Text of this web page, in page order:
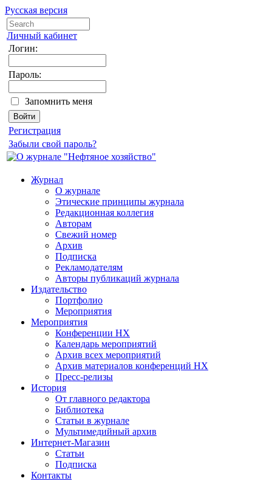
Русская версия
Личный кабинет
Логин:
Пароль:
Запомнить меня
Регистрация
Забыли свой пароль?
Журнал
О журнале
Этические принципы журнала
Редакционная коллегия
Авторам
Свежий номер
Архив
Подписка
Рекламодателям
Авторы публикаций журнала
Издательство
Портфолио
Мероприятия
Мероприятия
Конференции НХ
Календарь мероприятий
Архив всех мероприятий
Архив материалов конференций НХ
Пресс-релизы
История
От главного редактора
Библиотека
Статьи в журнале
Мультимедийный архив
Интернет-Магазин
Статьи
Подписка
Контакты